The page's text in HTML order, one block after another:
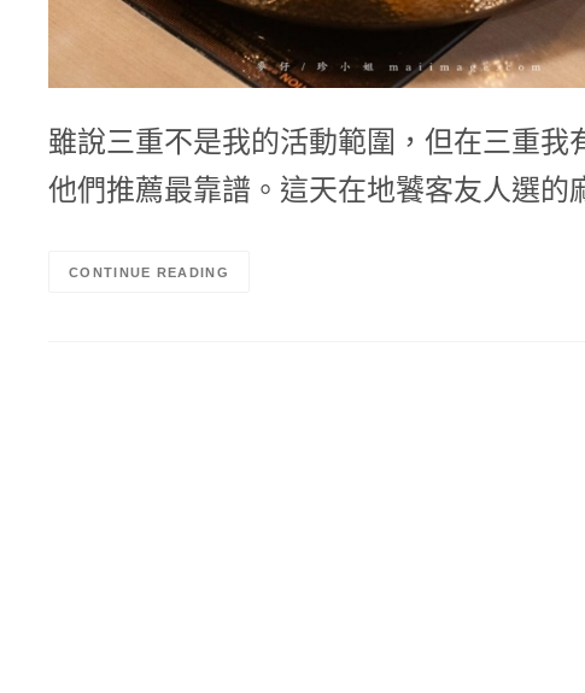
雖說三重不是我的活動範圍，但在三重
他們推薦最靠譜。這天在地饕客友人選的
CONTINUE READING